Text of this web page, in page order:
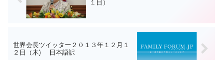
１日）
世界会長ツイッター２０１３年１２月１
２日（木) 日本語訳